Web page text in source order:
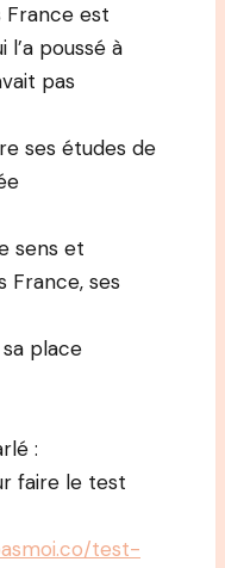
France est
poussé à
pas
ses études de
sens et
France, ses
place
:
faire le test
test-